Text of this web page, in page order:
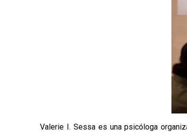
Valerie I. Sessa es una psicóloga